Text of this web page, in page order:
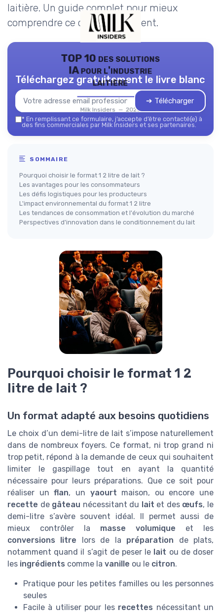
laitière. Un guide complet pour mieux
comprendre ce conditionnement.
TOP 10 des solutions
IA pour l'industrie
laitière
Milk Insiders — 2026
Téléchargez gratuitement le livre blanc
➔ Télécharger
* En remplissant ce formulaire, j’accepte d’être contacté(e) à
des fins commerciales par Milk Insiders et ses partenaires.
SOMMAIRE
Pourquoi choisir le format 1 2 litre de lait ?
Les avantages pour les consommateurs
Les défis logistiques pour les producteurs
L'impact environnemental du format 1 2 litre
Les tendances de consommation et l'évolution du marché
Perspectives d'innovation dans le conditionnement du lait
Pourquoi choisir le format 1 2
litre de lait ?
Un format adapté aux besoins quotidiens
Le choix d’un demi-litre de lait s’impose naturellement
dans de nombreux foyers. Ce format, ni trop grand ni
trop petit, répond à la demande de ceux qui souhaitent
limiter le gaspillage tout en ayant la quantité
nécessaire pour leurs préparations. Que ce soit pour
réaliser unflan, un yaourt maison, ou encore une
recette de gâteau nécessitant du lait et des œufs, le
demi-litre s’avère souvent idéal. Il permet aussi de
mieux contrôler la masse volumique et les
conversions litre lors de la préparation de plats,
notamment quand il s’agit de peser le lait ou de doser
les ingrédients comme la vanille ou le citron.
Pratique pour les petites familles ou les personnes
seules
Facile à utiliser pour les recettes nécessitant un